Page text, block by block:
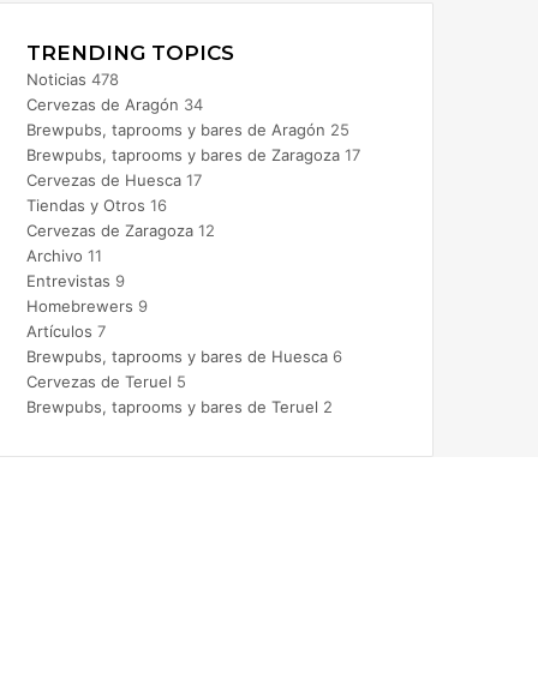
TRENDING TOPICS
Noticias 478
Cervezas de Aragón 34
Brewpubs, taprooms y bares de Aragón 25
Brewpubs, taprooms y bares de Zaragoza 17
Cervezas de Huesca 17
Tiendas y Otros 16
Cervezas de Zaragoza 12
Archivo 11
Entrevistas 9
Homebrewers 9
Artículos 7
Brewpubs, taprooms y bares de Huesca 6
Cervezas de Teruel 5
Brewpubs, taprooms y bares de Teruel 2